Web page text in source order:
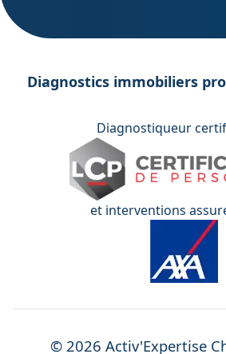
énergétique
Diagnostics immobiliers
Diagnostiqueur
et interventions
© 2026 Activ'Expertise